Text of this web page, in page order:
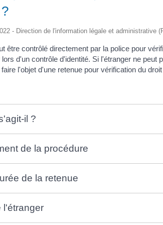
- Direction de l'information légale et administrative
être contrôlé directement par la police pour
d'un contrôle d'identité. Si l'étranger ne
l'objet d'une retenue pour vérification du
il ?
de la procédure
de la retenue
l'étranger